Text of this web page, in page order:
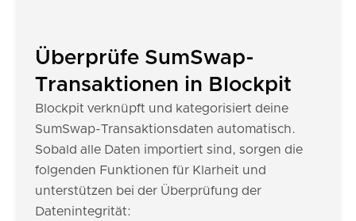
Überprüfe SumSwap-
Transaktionen in Blockpit
Blockpit verknüpft und kategorisiert deine
SumSwap-Transaktionsdaten automatisch.
Sobald alle Daten importiert sind, sorgen die
folgenden Funktionen für Klarheit und
unterstützen bei der Überprüfung der
Datenintegrität: